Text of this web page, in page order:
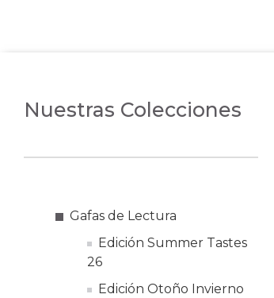
Nuestras Colecciones
Gafas de Lectura
Edición Summer Tastes
26
Edición Otoño Invierno